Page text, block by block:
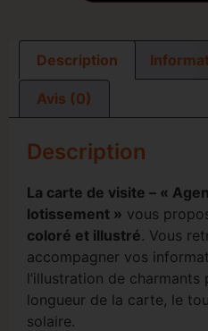
Description
Avis (0)
Description
La carte de visite – «
lotissement » vous
coloré et illustré. Vous
accompagner vos
l’illustration de
longueur de la carte, le
solaire.